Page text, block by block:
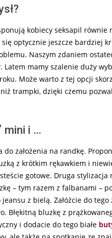
kobiecy seksapil
optycznie jeszcze bardziej
Naszym zdaniem
mamy szalenie duży
Może warto z tej opcji
trampki, dzięki czemu
mini i …
założenia na randkę.
z krótkim rękawkiem i
gotowe. Druga
– tym razem z falbanami –
z bielą. Załóżcie do
bluzkę z
i dodacie do tego białe